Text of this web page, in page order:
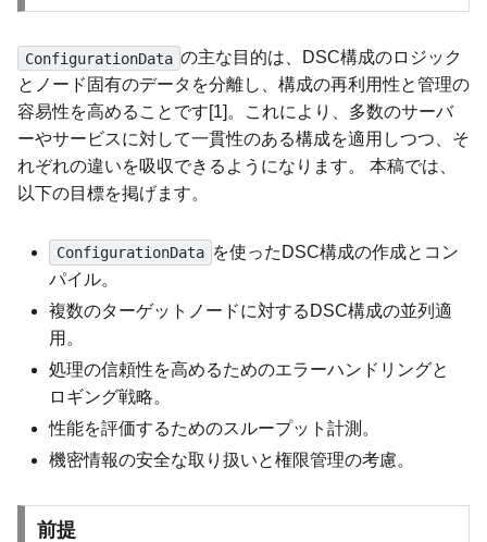
ConfigurationData の主な目的は、DSC構成のロジック
とノード固有のデータを分離し、構成の再利用性と管理の
容易性を高めることです[1]。これにより、多数のサーバ
ーやサービスに対して一貫性のある構成を適用しつつ、そ
れぞれの違いを吸収できるようになります。 本稿では、
以下の目標を掲げます。
ConfigurationData を使ったDSC構成の作成とコン
パイル。
複数のターゲットノードに対するDSC構成の並列適
用。
処理の信頼性を高めるためのエラーハンドリングと
ロギング戦略。
性能を評価するためのスループット計測。
機密情報の安全な取り扱いと権限管理の考慮。
前提